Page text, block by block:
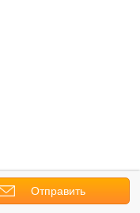
Отправить